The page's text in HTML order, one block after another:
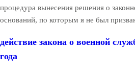
процедура вынесения решения о
оснований, по которым я не был
действие закона о военной
года